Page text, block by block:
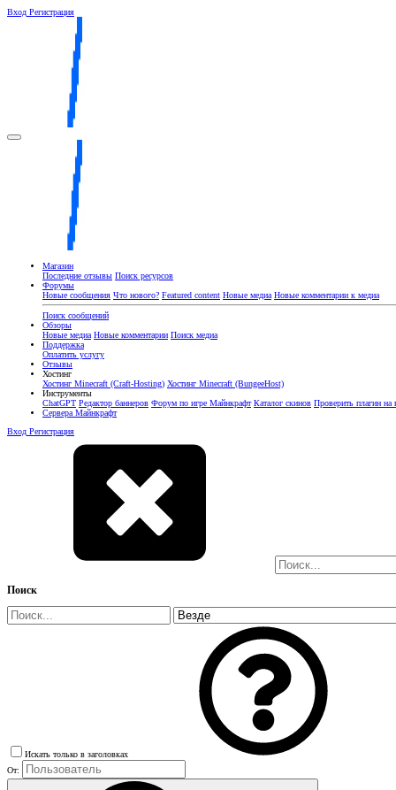
Вход Регистрация
Магазин
Последние отзывы Поиск ресурсов
Форумы
Новые сообщения Что нового? Featured content Новые медиа Новые комментарии к медиа
Поиск сообщений
Обзоры
Новые медиа Новые комментарии Поиск медиа
Поддержка
Оплатить услугу
Отзывы
Хостинг
Хостинг Minecraft (Craft-Hosting) Хостинг Minecraft (BungeeHost)
Инструменты
ChatGPT Редактор баннеров Форум по игре Майнкрафт Каталог скинов Проверить плагин на
Сервера Майнкрафт
Вход Регистрация
Поиск
Искать только в заголовках
От: